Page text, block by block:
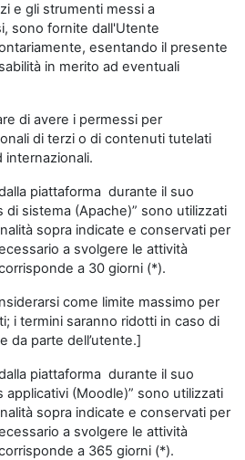
e gli strumenti messi a
sono fornite dall'Utente
esentando il presente
in merito ad eventuali
di avere i permessi per
di terzi o di contenuti tutelati
internazionali.
piattaforma durante il suo
di sistema (Apache)” sono utilizzati
sopra indicate e conservati per
a svolgere le attività
a 30 giorni (*).
come limite massimo per
i termini saranno ridotti in caso di
da parte dell’utente.]
piattaforma durante il suo
(Moodle)” sono utilizzati
sopra indicate e conservati per
a svolgere le attività
a 365 giorni (*).